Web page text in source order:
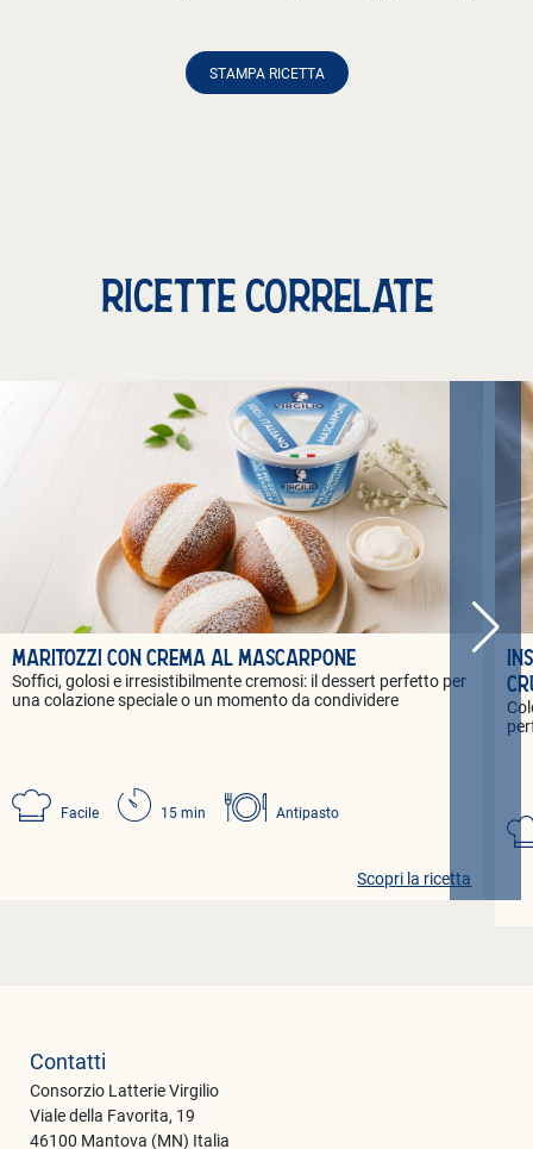
STAMPA RICETTA
RICETTE CORRELATE
MARITOZZI CON CREMA AL MASCARPONE
Soffici, golosi e irresistibilmente cremosi: il dessert perfetto per
una colazione speciale o un momento da condividere
Facile 15 min Antipasto
Scopri la ricetta
Contatti
Consorzio Latterie Virgilio
Viale della Favorita, 19
46100 Mantova (MN) Italia